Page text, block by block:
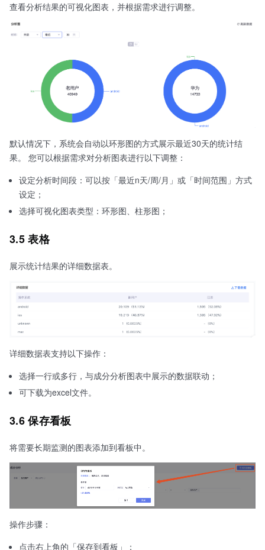
查看分析结果的可视化图表，并根据需求进行调整。
默认情况下，系统会自动以环形图的方式展示最近30天的统计结
果。 您可以根据需求对分析图表进行以下调整：
设定分析时间段：可以按「最近n天/周/月」或「时间范围」方式
设定；
选择可视化图表类型：环形图、柱形图；
3.5 表格
展示统计结果的详细数据表。
详细数据表支持以下操作：
选择一行或多行，与成分分析图表中展示的数据联动；
可下载为excel文件。
3.6 保存看板
将需要长期监测的图表添加到看板中。
操作步骤：
点击右上角的「保存到看板」；